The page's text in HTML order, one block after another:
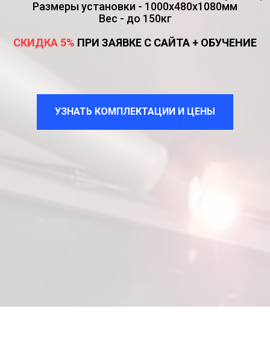
Размеры установки - 1000х480х1080мм
Вес - до 150кг
СКИДКА 5% ПРИ ЗАЯВКЕ С САЙТА + ОБУЧЕНИЕ
УЗНАТЬ КОМПЛЕКТАЦИИ И ЦЕНЫ